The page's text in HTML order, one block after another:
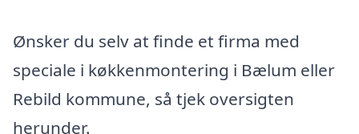
Ønsker du selv at finde et firma med
speciale i køkkenmontering i Bælum eller
Rebild kommune, så tjek oversigten
herunder.